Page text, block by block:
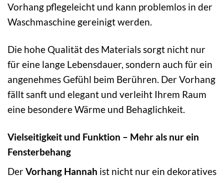
Vorhang pflegeleicht und kann problemlos in der
Waschmaschine gereinigt werden.
Die hohe Qualität des Materials sorgt nicht nur
für eine lange Lebensdauer, sondern auch für ein
angenehmes Gefühl beim Berühren. Der Vorhang
fällt sanft und elegant und verleiht Ihrem Raum
eine besondere Wärme und Behaglichkeit.
Vielseitigkeit und Funktion – Mehr als nur ein
Fensterbehang
DerVorhang Hannah ist nicht nur ein dekoratives